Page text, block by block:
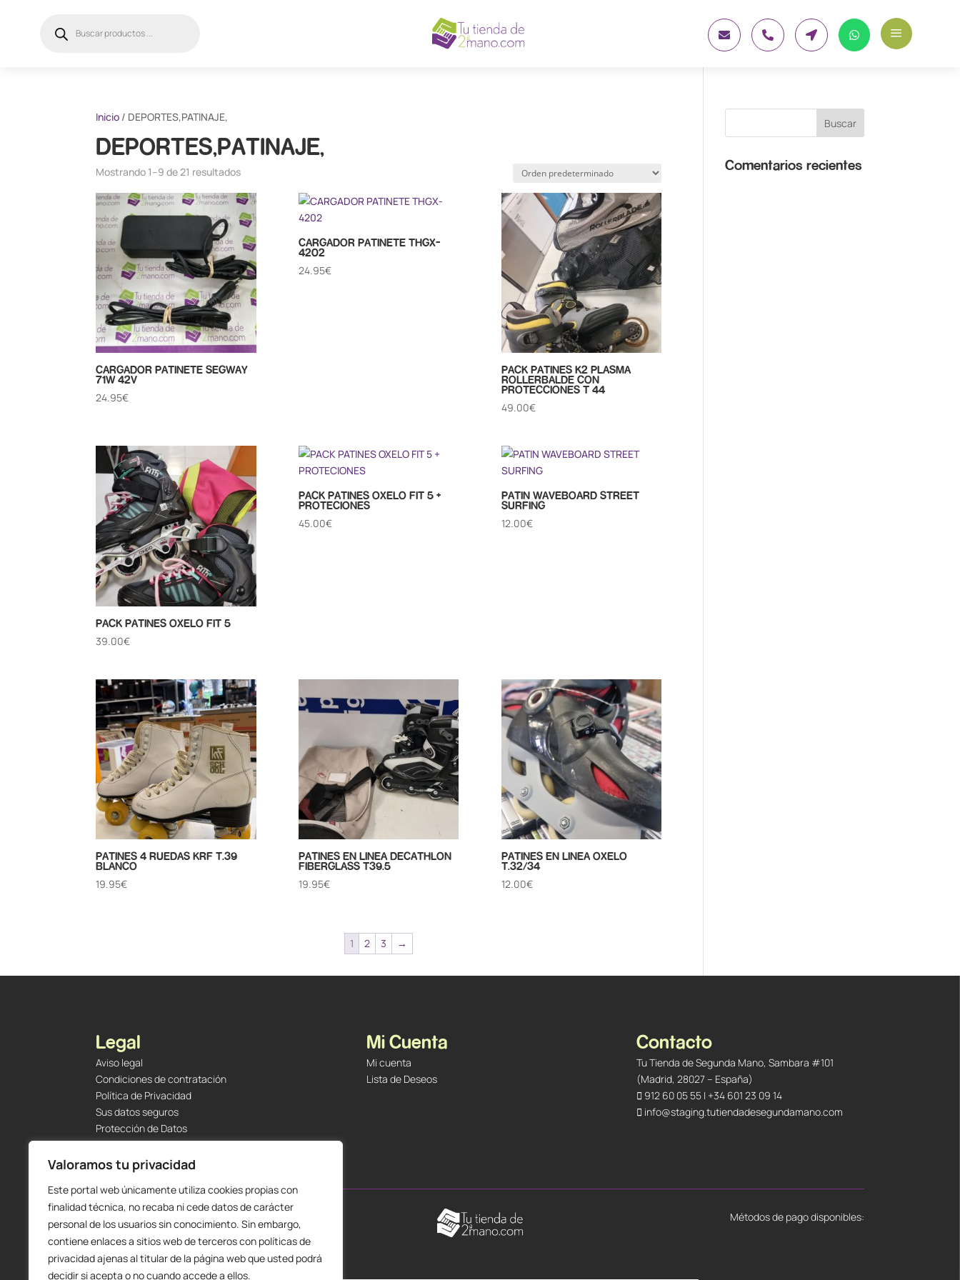
Valoramos tu privacidad
Este portal web únicamente utiliza cookies propias con
finalidad técnica, no recaba ni cede datos de carácter
personal de los usuarios sin conocimiento. Sin embargo,
contiene enlaces a sitios web de terceros con políticas de
privacidad ajenas al titular de la página web que usted podrá
decidir si acepta o no cuando accede a ellos.
productos     a
Inicio / DEPORTES,PATINAJE,
DEPORTES,PATINAJE,
Mostrando 1–9 de 21 resultados
CARGADOR PATINETE SEGWAY
71W 42V
24.95€
CARGADOR PATINETE THGX-
4202
24.95€
PACK PATINES K2 PLASMA
ROLLERBALDE CON
PROTECCIONES T 44
49.00€
PACK PATINES OXELO FIT 5
39.00€
PACK PATINES OXELO FIT 5 +
PROTECIONES
45.00€
PATIN WAVEBOARD STREET
SURFING
12.00€
PATINES 4 RUEDAS KRF T.39
BLANCO
19.95€
PATINES EN LINEA DECATHLON
FIBERGLASS T39.5
19.95€
PATINES EN LINEA OXELO
T.32/34
12.00€
1 2 3 →
Comentarios recientes
Legal
Aviso legal
Condiciones de contratación
Política de Privacidad
Sus datos seguros
Protección de Datos
Política de Cookies
Envíos y Devoluciones
Mi Cuenta
Mi cuenta
Lista de Deseos
Contacto
Tu Tienda de Segunda Mano, Sambara #101
(Madrid, 28027 – España)
912 60 05 55| +34 601 23 09 14
info@staging.tutiendadesegundamano.com
Métodos de pago disponibles: